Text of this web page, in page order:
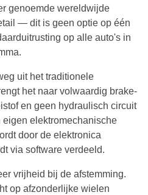
genoemde wereldwijde
— dit is geen optie op één
op alle auto's in
uit het traditionele
het naar volwaardig brake-
en geen hydraulisch circuit
elektromechanische
door de elektronica
via software verdeeld.
vrijheid bij de afstemming.
op afzonderlijke wielen